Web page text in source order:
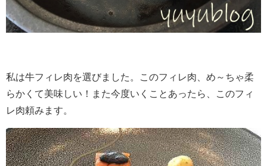
私は牛フィレ肉を選びました。このフィレ肉、め～ちゃ柔
らかくて美味しい！また今度いくことあったら、このフィ
レ肉頼みます。